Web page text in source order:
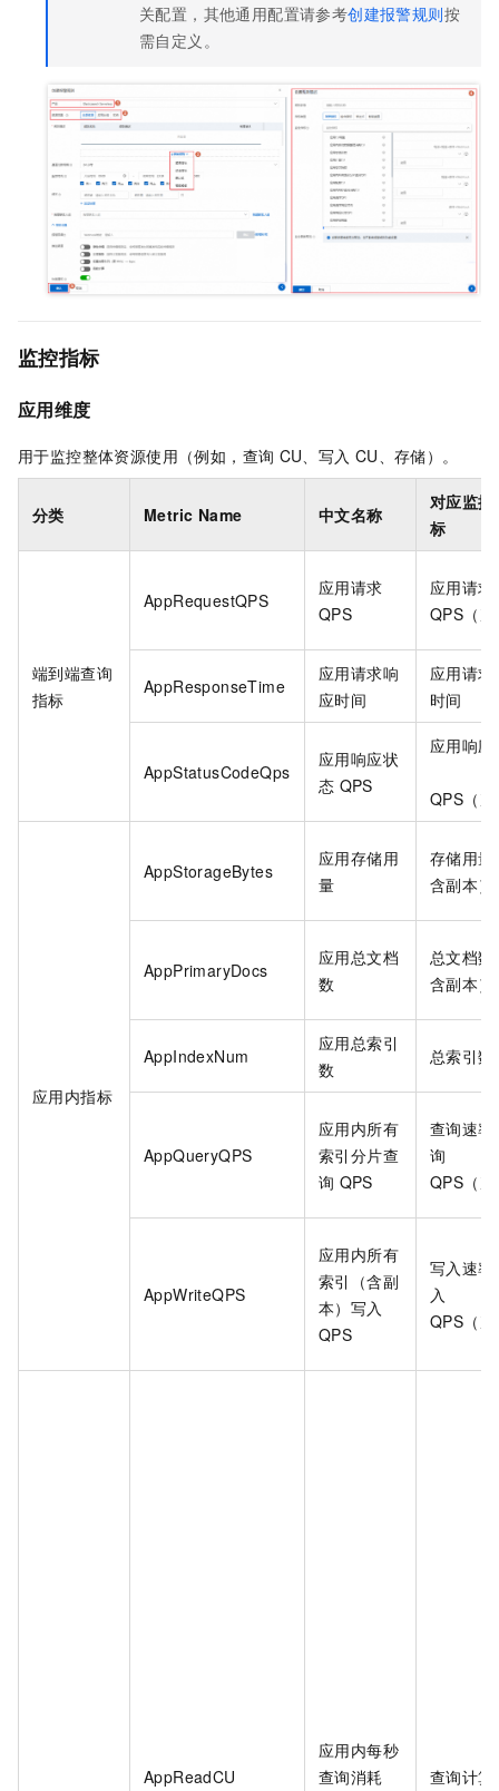
关配置，其他通用配置请参考创建报警规则按
需自定义。
监控指标
应用维度
用于监控整体资源使用（例如，查询 CU、写入 CU、存储）。
分类 Metric Name 中文名称
对应监控
标
端到端查询
指标
AppRequestQPS
应用请求
QPS
应用请求
QPS（
AppResponseTime
应用请求响
应时间
应用请求
时间
AppStatusCodeQps
应用响应状
态 QPS
应用响应
QPS（
应用内指标
AppStorageBytes
应用存储用
量
存储用量
含副本）
AppPrimaryDocs
应用总文档
数
总文档数
含副本）
AppIndexNum
应用总索引
数
总索引数
AppQueryQPS
应用内所有
索引分片查
询 QPS
查询速率
询
QPS（
AppWriteQPS
应用内所有
索引（含副
本）写入
QPS
写入速率
入
QPS（
AppReadCU
应用内每秒
查询消耗
查询计算